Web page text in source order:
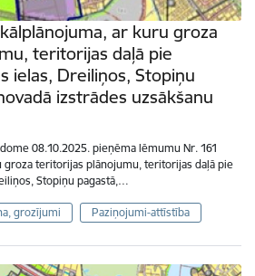
ar kuru groza
teritorijas daļā pie
ielas, Dreiliņos, Stopiņu
izstrādes uzsākšanu
08.10.2025. pieņēma lēmumu Nr. 161
groza teritorijas plānojumu, teritorijas daļā pie
Stopiņu pagastā,…
grozījumi Paziņojumi-attīstība